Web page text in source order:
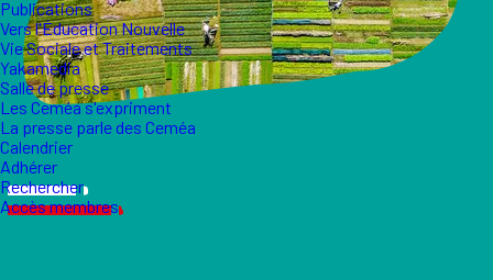
Publications
Vers l'Éducation Nouvelle
Vie Sociale et Traitements
Yakamedia
Salle de presse
Les Ceméa s'expriment
La presse parle des Ceméa
Calendrier
Adhérer
Rechercher
Accès membres